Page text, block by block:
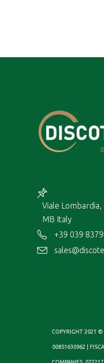
Viale
MB Italy
+39 039
COPYRIGHT 2021 ©
00851630962 |
COMPANIES: